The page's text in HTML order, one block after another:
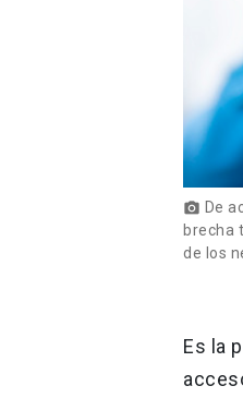
photo_camera De
brecha
de los
Es la